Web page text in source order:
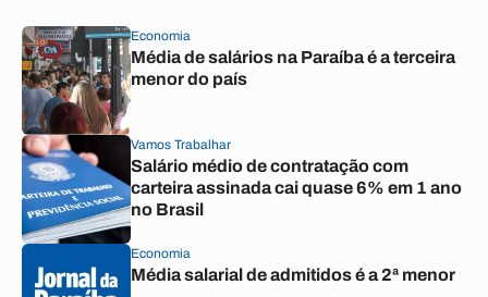
Economia
Média de salários na Paraíba é a terceira
menor do país
Vamos Trabalhar
Salário médio de contratação com
carteira assinada cai quase 6% em 1 ano
no Brasil
Economia
Média salarial de admitidos é a 2ª menor